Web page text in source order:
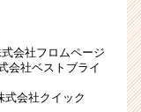
会社フロムページ
会社ベストブライ
会社クイック